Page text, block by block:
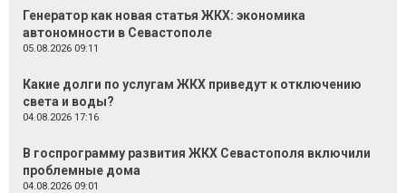
Генератор как новая статья ЖКХ: экономика
автономности в Севастополе
05.08.2026 09:11
Какие долги по услугам ЖКХ приведут к отключению
света и воды?
04.08.2026 17:16
В госпрограмму развития ЖКХ Севастополя включили
проблемные дома
04.08.2026 09:01